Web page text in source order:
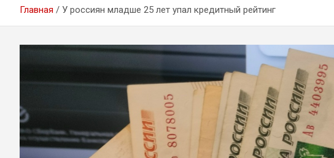
Главная У россиян младше 25 лет упал кредитный рейтинг